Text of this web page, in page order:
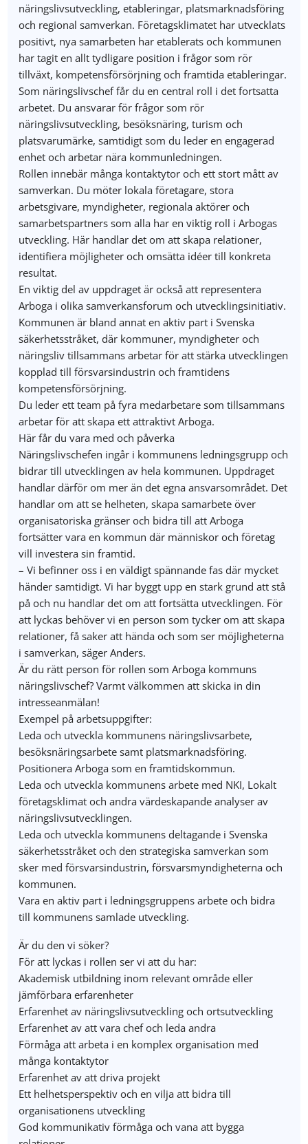
näringslivsutveckling, etableringar, platsmarknadsföring
och regional samverkan. Företagsklimatet har utvecklats
positivt, nya samarbeten har etablerats och kommunen
har tagit en allt tydligare position i frågor som rör
tillväxt, kompetensförsörjning och framtida etableringar.
Som näringslivschef får du en central roll i det fortsatta
arbetet. Du ansvarar för frågor som rör
näringslivsutveckling, besöksnäring, turism och
platsvarumärke, samtidigt som du leder en engagerad
enhet och arbetar nära kommunledningen.
Rollen innebär många kontaktytor och ett stort mått av
samverkan. Du möter lokala företagare, stora
arbetsgivare, myndigheter, regionala aktörer och
samarbetspartners som alla har en viktig roll i Arbogas
utveckling. Här handlar det om att skapa relationer,
identifiera möjligheter och omsätta idéer till konkreta
resultat.
En viktig del av uppdraget är också att representera
Arboga i olika samverkansforum och utvecklingsinitiativ.
Kommunen är bland annat en aktiv part i Svenska
säkerhetsstråket, där kommuner, myndigheter och
näringsliv tillsammans arbetar för att stärka utvecklingen
kopplad till försvarsindustrin och framtidens
kompetensförsörjning.
Du leder ett team på fyra medarbetare som tillsammans
arbetar för att skapa ett attraktivt Arboga.
Här får du vara med och påverka
Näringslivschefen ingår i kommunens ledningsgrupp och
bidrar till utvecklingen av hela kommunen. Uppdraget
handlar därför om mer än det egna ansvarsområdet. Det
handlar om att se helheten, skapa samarbete över
organisatoriska gränser och bidra till att Arboga
fortsätter vara en kommun där människor och företag
vill investera sin framtid.
– Vi befinner oss i en väldigt spännande fas där mycket
händer samtidigt. Vi har byggt upp en stark grund att stå
på och nu handlar det om att fortsätta utvecklingen. För
att lyckas behöver vi en person som tycker om att skapa
relationer, få saker att hända och som ser möjligheterna
i samverkan, säger Anders.
Är du rätt person för rollen som Arboga kommuns
näringslivschef? Varmt välkommen att skicka in din
intresseanmälan!
Exempel på arbetsuppgifter:
Leda och utveckla kommunens näringslivsarbete,
besöksnäringsarbete samt platsmarknadsföring.
Positionera Arboga som en framtidskommun.
Leda och utveckla kommunens arbete med NKI, Lokalt
företagsklimat och andra värdeskapande analyser av
näringslivsutvecklingen.
Leda och utveckla kommunens deltagande i Svenska
säkerhetsstråket och den strategiska samverkan som
sker med försvarsindustrin, försvarsmyndigheterna och
kommunen.
Vara en aktiv part i ledningsgruppens arbete och bidra
till kommunens samlade utveckling.
Är du den vi söker?
För att lyckas i rollen ser vi att du har:
Akademisk utbildning inom relevant område eller
jämförbara erfarenheter
Erfarenhet av näringslivsutveckling och ortsutveckling
Erfarenhet av att vara chef och leda andra
Förmåga att arbeta i en komplex organisation med
många kontaktytor
Erfarenhet av att driva projekt
Ett helhetsperspektiv och en vilja att bidra till
organisationens utveckling
God kommunikativ förmåga och vana att bygga